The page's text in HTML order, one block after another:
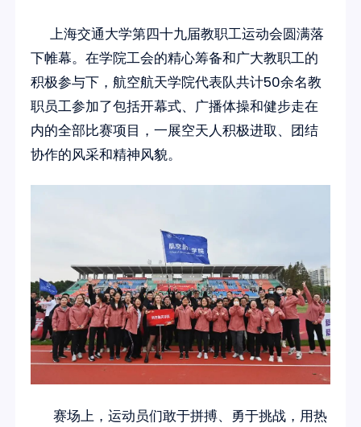
上海交通大学第四十九届教职工运动会圆满落
下帷幕。在学院工会的精心筹备和广大教职工的
积极参与下，航空航天学院代表队共计50余名教
职员工参加了包括开幕式、广播体操和健步走在
内的全部比赛项目，一展空天人积极进取、团结
协作的风采和精神风貌。
赛场上，运动员们敢于拼搏、勇于挑战，用热